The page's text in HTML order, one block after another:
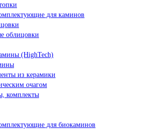
для каминов
облицовки
(HighTech)
из керамики
очагом
комплекты
для биокаминов